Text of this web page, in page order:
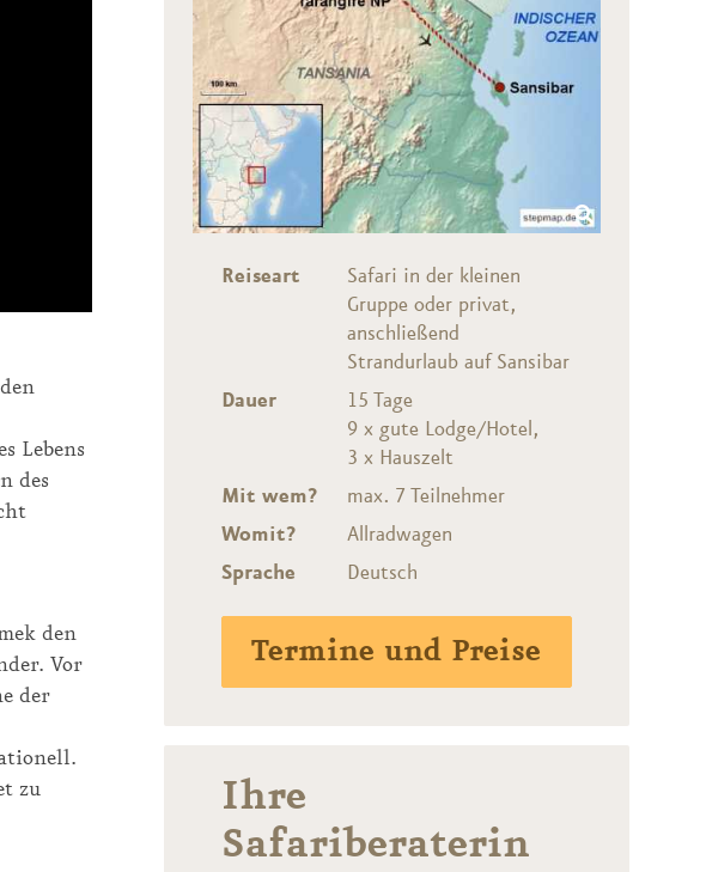
Lebens
des
den
Vor
der
zu
Reiseart
Safari in der kleinen
Gruppe oder privat,
anschließend
Strandurlaub auf Sansibar
Dauer
15 Tage
9 x gute Lodge/Hotel,
3 x Hauszelt
Mit wem?
max. 7 Teilnehmer
Womit?
Allradwagen
Sprache
Deutsch
Termine und Preise
Ihre
Safariberaterin